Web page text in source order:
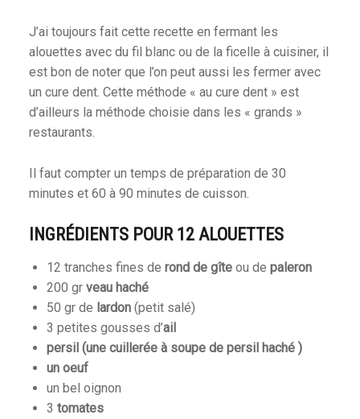
J’ai toujours fait cette recette en fermant les
alouettes avec du fil blanc ou de la ficelle à cuisiner, il
est bon de noter que l’on peut aussi les fermer avec
un cure dent. Cette méthode « au cure dent » est
d’ailleurs la méthode choisie dans les « grands »
restaurants.
Il faut compter un temps de préparation de 30
minutes et 60 à 90 minutes de cuisson.
INGRÉDIENTS POUR 12 ALOUETTES
12 tranches fines de rond de gîteou de paleron
200 gr veau haché
50 gr de lardon(petit salé)
3 petites gousses d’ail
persil (une cuillerée à soupe de persil haché )
un oeuf
un bel oignon
3 tomates